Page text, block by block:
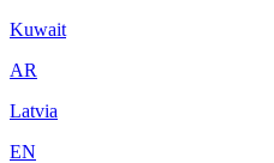
Kuwait
AR
Latvia
EN